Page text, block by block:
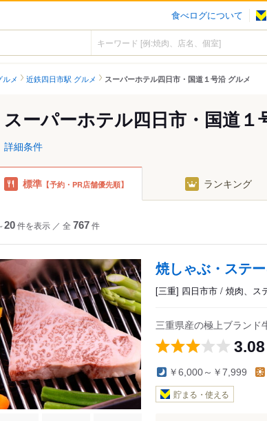
食べログについて
ルメ 近鉄四日市駅 グルメ スーパーホテル四日市・国道１号沿 グルメ
スーパーホテル四日市・国道
詳細条件
標準 【予約・PR店舗優先順】 ランキング
20件を表示 ／ 全 767件
焼しゃぶ・ステ
[三重] 四日市市 / 焼肉、ス
三重県産の極上ブランド
3.08
￥6,000～￥7,999
貯まる・使える